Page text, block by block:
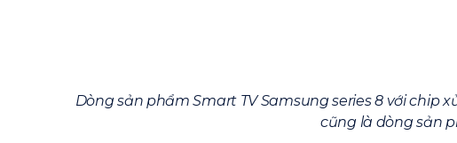
Dòng sản phẩm Smart TV Samsung series 8 với chip
cũng là dòng sản